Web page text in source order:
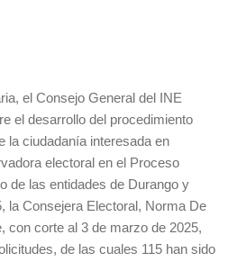
el Consejo General del INE
el desarrollo del procedimiento
la ciudadanía interesada en
electoral en el Proceso
de las entidades de Durango y
la Consejera Electoral, Norma De
con corte al 3 de marzo de 2025,
de las cuales 115 han sido